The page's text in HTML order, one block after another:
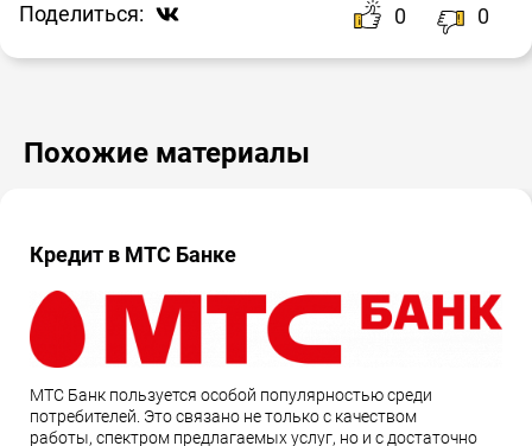
Поделиться: 0 0
Похожие материалы
Кредит в МТС Банке
МТС Банк пользуется особой популярностью среди
потребителей. Это связано не только с качеством
работы, спектром предлагаемых услуг, но и с достаточно